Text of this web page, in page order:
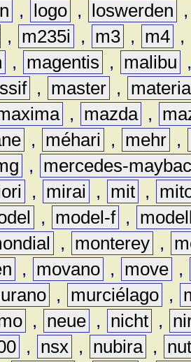
, logo , loswerden
, m235i , m3 , m4 ,
, magentis , malibu
, master ,
materia
, mazda ,
, méhari , mehr ,
,
mercedes-
, mirai , mit ,
, model-f ,
, monterey ,
, movano , move ,
, murciélago ,
, neue , nicht ,
, nsx , nubira ,